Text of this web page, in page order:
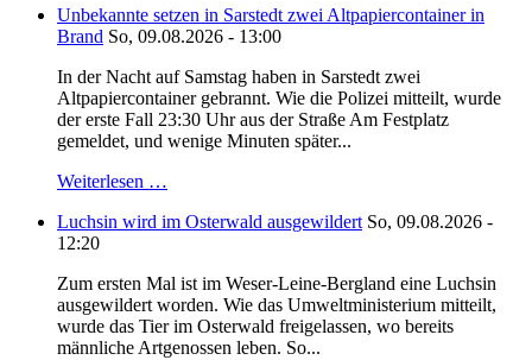
Unbekannte setzen in Sarstedt zwei Altpapiercontainer in
Brand So, 09.08.2026 - 13:00
In der Nacht auf Samstag haben in Sarstedt zwei
Altpapiercontainer gebrannt. Wie die Polizei mitteilt, wurde
der erste Fall 23:30 Uhr aus der Straße Am Festplatz
gemeldet, und wenige Minuten später...
Weiterlesen …
Luchsin wird im Osterwald ausgewildert So, 09.08.2026 -
12:20
Zum ersten Mal ist im Weser-Leine-Bergland eine Luchsin
ausgewildert worden. Wie das Umweltministerium mitteilt,
wurde das Tier im Osterwald freigelassen, wo bereits
männliche Artgenossen leben. So...